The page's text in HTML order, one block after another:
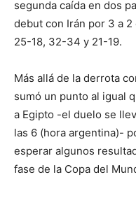
segunda caída en dos
debut con Irán por 3 a
25-18, 32-34 y 21-19.
Más allá de la derrota
sumó un punto al igual
a Egipto -el duelo se
las 6 (hora argentina)-
esperar algunos
fase de la Copa del